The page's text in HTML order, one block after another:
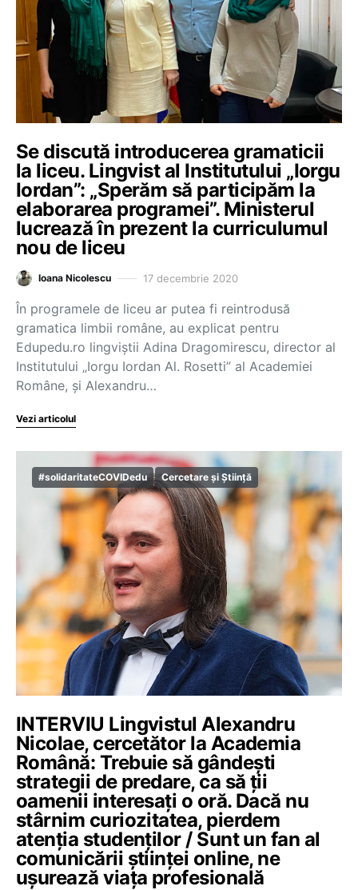
Se discută introducerea gramaticii
la liceu. Lingvist al Institutului „Iorgu
Iordan”: „Sperăm să participăm la
elaborarea programei”. Ministerul
lucrează în prezent la curriculumul
nou de liceu
Ioana Nicolescu 17 decembrie 2020
În programele de liceu ar putea fi reintrodusă
gramatica limbii române, au explicat pentru
Edupedu.ro lingviștii Adina Dragomirescu, director al
Institutului „Iorgu Iordan Al. Rosetti” al Academiei
Române, și Alexandru…
Vezi articolul
#solidaritateCOVIDedu Cercetare și Știință
INTERVIU Lingvistul Alexandru
Nicolae, cercetător la Academia
Română: Trebuie să gândești
strategii de predare, ca să ții
oamenii interesați o oră. Dacă nu
stârnim curiozitatea, pierdem
atenția studenților / Sunt un fan al
comunicării științei online, ne
ușurează viața profesională